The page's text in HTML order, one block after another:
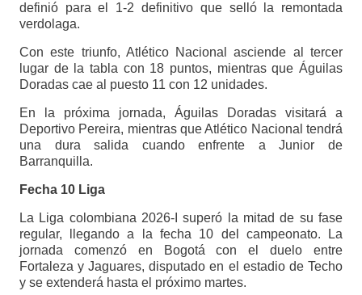
definió para el 1-2 definitivo que selló la remontada
verdolaga.
Con este triunfo, Atlético Nacional asciende al tercer
lugar de la tabla con 18 puntos, mientras que Águilas
Doradas cae al puesto 11 con 12 unidades.
En la próxima jornada, Águilas Doradas visitará a
Deportivo Pereira, mientras que Atlético Nacional tendrá
una dura salida cuando enfrente a Junior de
Barranquilla.
Fecha 10 Liga
La Liga colombiana 2026-I superó la mitad de su fase
regular, llegando a la fecha 10 del campeonato. La
jornada comenzó en Bogotá con el duelo entre
Fortaleza y Jaguares, disputado en el estadio de Techo
y se extenderá hasta el próximo martes.